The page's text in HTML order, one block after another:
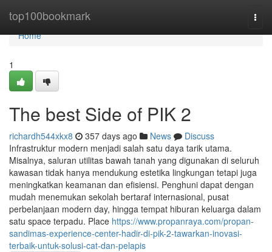
top100bookmark
Home
Home
1
The best Side of PIK 2
richardh544xkx8 357 days ago News
Discuss
Infrastruktur modern menjadi salah satu daya tarik utama.
Misalnya, saluran utilitas bawah tanah yang digunakan di seluruh
kawasan tidak hanya mendukung estetika lingkungan tetapi juga
meningkatkan keamanan dan efisiensi. Penghuni dapat dengan
mudah menemukan sekolah bertaraf internasional, pusat
perbelanjaan modern day, hingga tempat hiburan keluarga dalam
satu space terpadu. Place https://www.propanraya.com/propan-
sandimas-experience-center-hadir-di-pik-2-tawarkan-inovasi-
terbaik-untuk-solusi-cat-dan-pelapis